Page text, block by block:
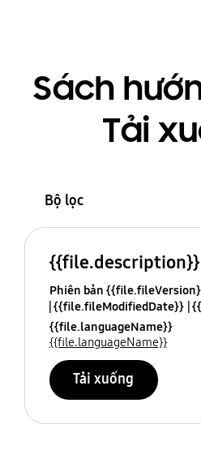
Sách
Tải
Bộ lọc
{{file.description}}
Phiên bản
{{file.fileModifiedDate}}
{{file.languageName}}
{{file.languageName}}
Tải xuống